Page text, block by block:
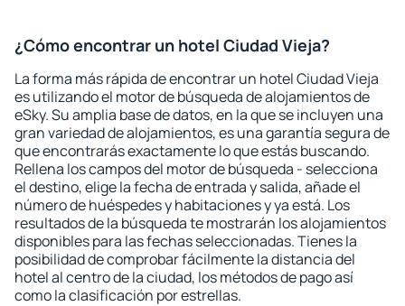
¿Cómo encontrar un hotel Ciudad Vieja?
La forma más rápida de encontrar un hotel Ciudad Vieja
es utilizando el motor de búsqueda de alojamientos de
eSky. Su amplia base de datos, en la que se incluyen una
gran variedad de alojamientos, es una garantía segura de
que encontrarás exactamente lo que estás buscando.
Rellena los campos del motor de búsqueda - selecciona
el destino, elige la fecha de entrada y salida, añade el
número de huéspedes y habitaciones y ya está. Los
resultados de la búsqueda te mostrarán los alojamientos
disponibles para las fechas seleccionadas. Tienes la
posibilidad de comprobar fácilmente la distancia del
hotel al centro de la ciudad, los métodos de pago así
como la clasificación por estrellas.